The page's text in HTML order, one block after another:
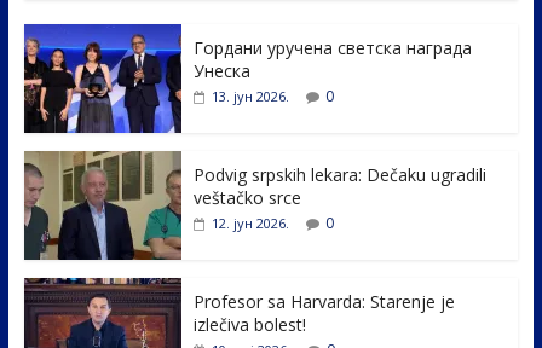
e
b
o
o
k
itt
er e
dI
e
Гордани уручена светска награда
Унеска
13. јун 2026. 0
Podvig srpskih lekara: Dečaku ugradili
veštačko srce
12. јун 2026. 0
Profesor sa Harvarda: Starenje je
izlečiva bolest!